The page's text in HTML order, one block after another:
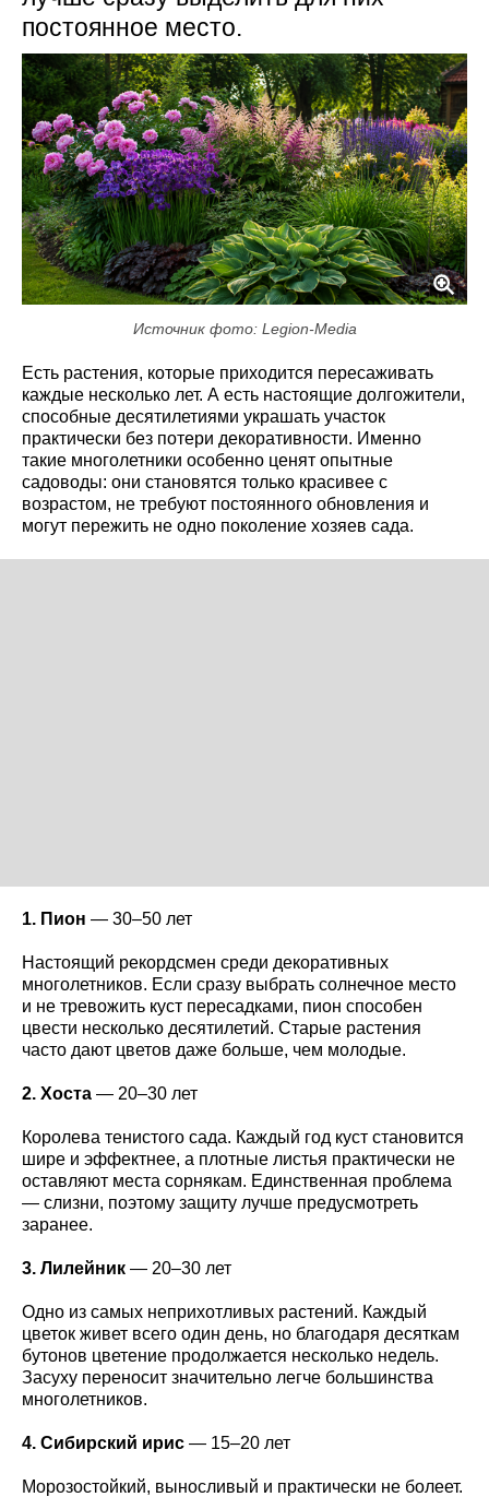
постоянное место.
Источник фото: Legion-Media
Есть растения, которые приходится пересаживать
каждые несколько лет. А есть настоящие долгожители,
способные десятилетиями украшать участок
практически без потери декоративности. Именно
такие многолетники особенно ценят опытные
садоводы: они становятся только красивее с
возрастом, не требуют постоянного обновления и
могут пережить не одно поколение хозяев сада.
1. Пион — 30–50 лет
Настоящий рекордсмен среди декоративных
многолетников. Если сразу выбрать солнечное место
и не тревожить куст пересадками, пион способен
цвести несколько десятилетий. Старые растения
часто дают цветов даже больше, чем молодые.
2. Хоста — 20–30 лет
Королева тенистого сада. Каждый год куст становится
шире и эффектнее, а плотные листья практически не
оставляют места сорнякам. Единственная проблема
— слизни, поэтому защиту лучше предусмотреть
заранее.
3. Лилейник — 20–30 лет
Одно из самых неприхотливых растений. Каждый
цветок живет всего один день, но благодаря десяткам
бутонов цветение продолжается несколько недель.
Засуху переносит значительно легче большинства
многолетников.
4. Сибирский ирис — 15–20 лет
Морозостойкий, выносливый и практически не болеет.